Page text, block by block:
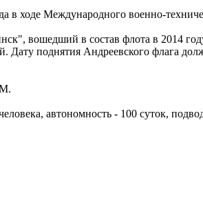
в ходе Международного военно-
вошедший в состав флота в 2014
Дату поднятия Андреевского флага
автономность - 100 суток,